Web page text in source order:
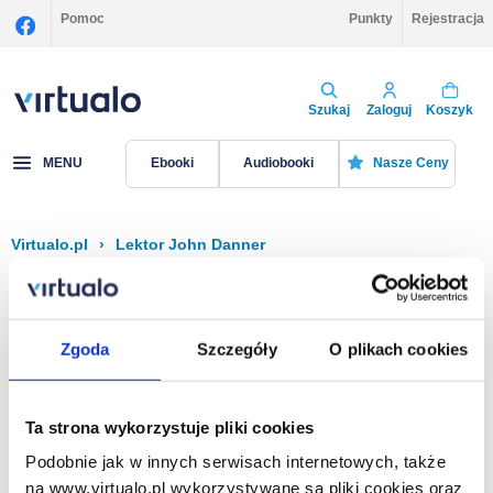
Zgoda Szczegóły O plikach cookies
Ta strona wykorzystuje pliki cookies
Podobnie jak w innych serwisach internetowych, także
na www.virtualo.pl wykorzystywane są pliki cookies oraz
Pomoc Punkty Rejestracja
Szukaj Zaloguj Koszyk
MENU Ebooki Audiobooki Nasze Ceny
Virtualo.pl › Lektor John Danner
Filtruj Sortuj
Na stronie